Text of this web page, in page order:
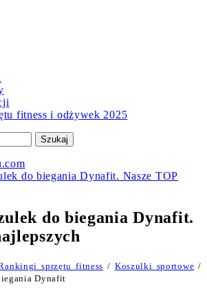
fitness i odżywek 2025
do biegania Dynafit. Nasze TOP
do biegania Dynafit.
sprzętu fitness / Koszulki sportowe /
Dynafit